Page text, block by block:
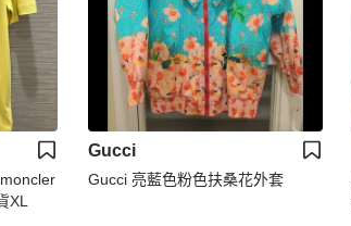
XL
Gucci
Gucci 亮藍色粉色扶桑花外套